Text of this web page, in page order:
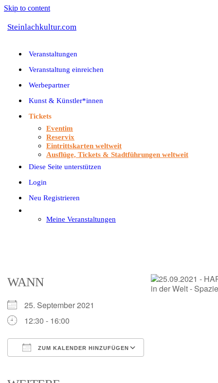
Skip to content
Steinlachkultur.com
Veranstaltungen
Veranstaltung einreichen
Werbepartner
Kunst & Künstler*innen
Tickets
Eventim
Reservix
Eintrittskarten weltweit
Ausflüge, Tickets & Stadtführungen weltweit
Diese Seite unterstützen
Login
Neu Registrieren
Meine Veranstaltungen
WANN
25. September 2021
12:30 - 16:00
ZUM KALENDER HINZUFÜGEN